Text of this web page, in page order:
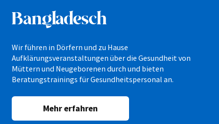
Bangladesch
Wir führen in Dörfern und zu Hause
Aufklärungsveranstaltungen über die Gesundheit von
Müttern und Neugeborenen durch und bieten
Beratungstrainings für Gesundheitspersonal an.
Mehr erfahren